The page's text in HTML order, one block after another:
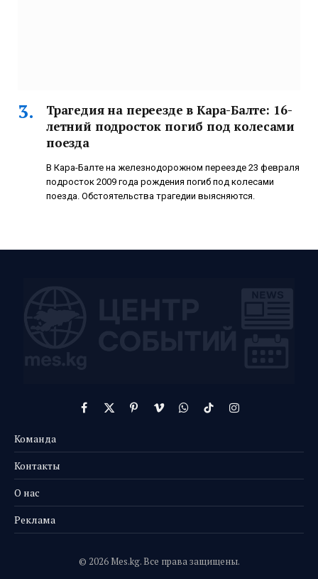
Трагедия на переезде в Кара-Балте: 16-
летний подросток погиб под колесами
поезда
В Кара-Балте на железнодорожном переезде 23 февраля
подросток 2009 года рождения погиб под колесами
поезда. Обстоятельства трагедии выясняются.
Facebook
X
PinterestVimeoWhatsApp
TikTokInstagram
Команда
Контакты
О нас
Реклама
© 2026 Mes.kg. Все права защищены.